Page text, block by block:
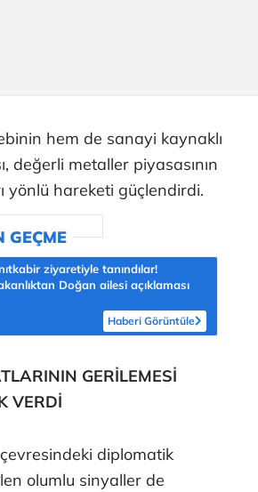
hem de sanayi kaynaklı
değerli metaller piyasasının
yönlü hareketi güçlendirdi.
ziyaretiyle tanındılar!
Doğan ailesi açıklaması
Haberi Görüntüle
GERİLEMESİ
VERDİ
diplomatik
olumlu sinyaller de